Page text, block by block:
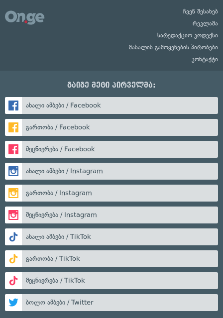
ჩვენ შესახებ
რეკლამა
სარედაქციო კოდექსი
მასალის გამოყენების პირობები
კონტაქტი
გაიგე მეტი პირველმა:
ახალი ამბები / Facebook
გართობა / Facebook
მეცნიერება / Facebook
ახალი ამბები / Instagram
გართობა / Instagram
მეცნიერება / Instagram
ახალი ამბები / TikTok
გართობა / TikTok
მეცნიერება / TikTok
ბოლო ამბები / Twitter